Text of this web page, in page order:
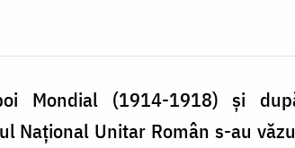
Mondial (1914-1918) și
Național Unitar Român s-au